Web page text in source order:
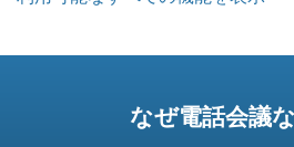
なぜ電話会議